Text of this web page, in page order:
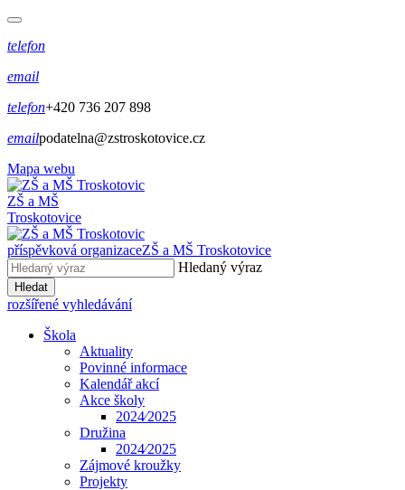
telefon
email
telefon+420 736 207 898
emailpodatelna@zstroskotovice.cz
Mapa webu
ZŠ a MŠ
Troskotovice
příspěvková organizaceZŠ a MŠ Troskotovice
Hledaný výraz
Hledat
rozšířené vyhledávání
Škola
Aktuality
Povinné informace
Kalendář akcí
Akce školy
2024⁄2025
Družina
2024⁄2025
Zájmové kroužky
Projekty